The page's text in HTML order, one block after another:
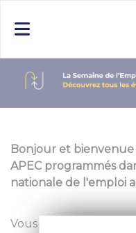
Bonjour et bienvenue
APEC programmés
nationale de l'emploi
Vous allez découvrir ci-